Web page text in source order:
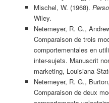
Mischel, W. (1968).
Wiley.
Netemeyer, R. G.,
Comparaison de trois
comportementales en
inter-sujets. Manuscrit
marketing, Louisiana
Netemeyer, R. G.,
Comparaison de deux